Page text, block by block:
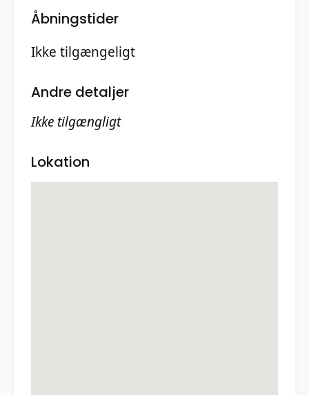
Åbningstider
Ikke tilgængeligt
Andre detaljer
Ikke tilgængligt
Lokation